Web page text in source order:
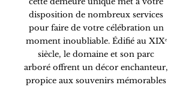
disposition de nombreux services
pour faire de votre célébration un
moment inoubliable. Édifié au XIXᵉ
siècle, le domaine et son parc
arboré offrent un décor enchanteur,
propice aux souvenirs mémorables